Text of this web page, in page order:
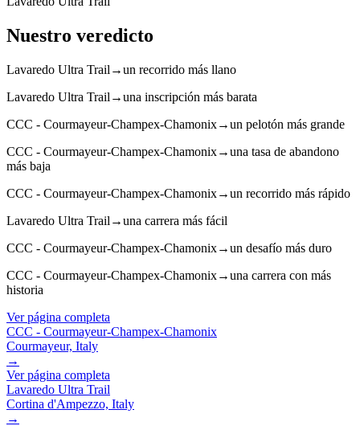
Nuestro veredicto
Lavaredo Ultra Trail →un recorrido más llano
Lavaredo Ultra Trail →una inscripción más barata
CCC - Courmayeur-Champex-Chamonix→un pelotón más grande
CCC - Courmayeur-Champex-Chamonix→una tasa de abandono
más baja
CCC - Courmayeur-Champex-Chamonix→un recorrido más rápido
Lavaredo Ultra Trail →una carrera más fácil
CCC - Courmayeur-Champex-Chamonix→un desafío más duro
CCC - Courmayeur-Champex-Chamonix→una carrera con más
historia
Ver página completa
CCC - Courmayeur-Champex-Chamonix
Courmayeur, Italy
→
Ver página completa
Lavaredo Ultra Trail
Cortina d'Ampezzo, Italy
→